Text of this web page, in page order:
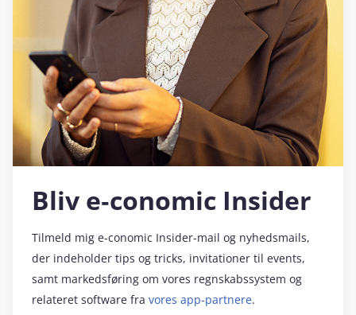
Bliv e‑conomic Insider
Tilmeld mig e‑conomic Insider-mail og nyhedsmails,
der indeholder tips og tricks, invitationer til events,
samt markedsføring om vores regnskabssystem og
relateret software fra vores app-partnere.